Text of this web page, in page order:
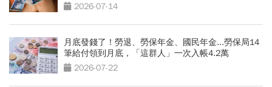
2026-07-14
月底發錢了！勞退、勞保年金、國民年金...勞保局14
筆給付領到月底，「這群人」一次入帳4.2萬
2026-07-22